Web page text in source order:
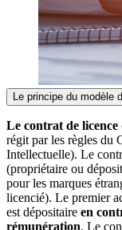
Le principe du modèle
Le contrat de
régit par les règles du
Intellectuelle). Le
(propriétaire ou
pour les marques
licencié). Le premier
est dépositaire en
rémunération. Le